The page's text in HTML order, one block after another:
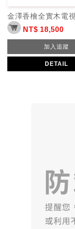
NT$ 18,500
加入追蹤
DETAIL